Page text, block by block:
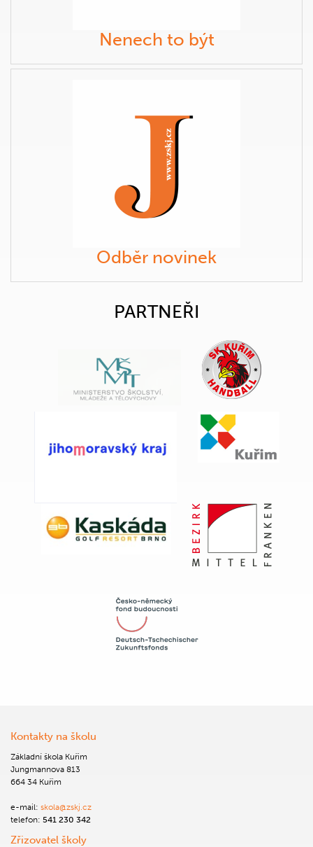
Nenech to být
Odběr novinek
PARTNEŘI
Kontakty na školu
Základní škola Kuřim
Jungmannova 813
664 34 Kuřim
e-mail: skola@zskj.cz
telefon: 541 230 342
Zřizovatel školy